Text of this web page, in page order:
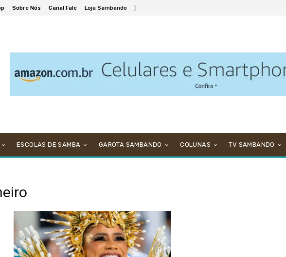
Sobre Nós Canal Fale Loja Sambando
ESCOLAS DE SAMBA GAROTA SAMBANDO COLUNAS TV SAMBANDO